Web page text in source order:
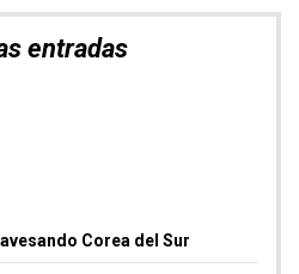
entradas
Corea del Sur